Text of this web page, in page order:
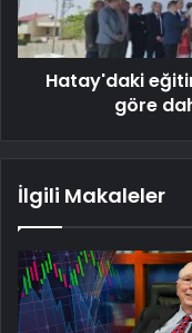
Hatay'daki
göre
İlgili Makaleler